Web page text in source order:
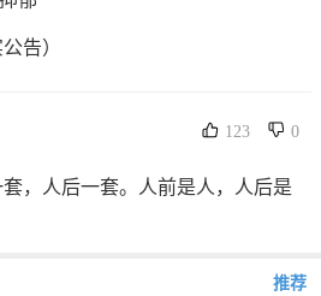
告）
123 0
，人后一套。人前是人，人后是
推荐